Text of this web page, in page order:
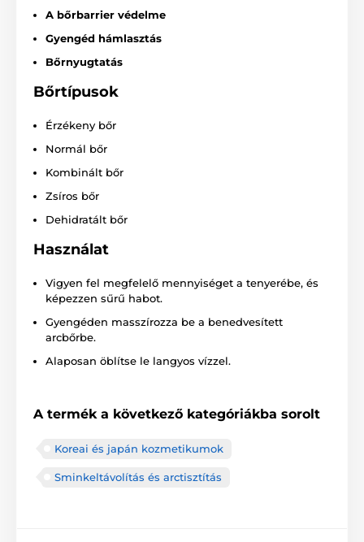
A bőrbarrier védelme
Gyengéd hámlasztás
Bőrnyugtatás
Bőrtípusok
Érzékeny bőr
Normál bőr
Kombinált bőr
Zsíros bőr
Dehidratált bőr
Használat
Vigyen fel megfelelő mennyiséget a tenyerébe, és
képezzen sűrű habot.
Gyengéden masszírozza be a benedvesített
arcbőrbe.
Alaposan öblítse le langyos vízzel.
A termék a következő kategóriákba sorolt
Koreai és japán kozmetikumok
Sminkeltávolítás és arctisztítás